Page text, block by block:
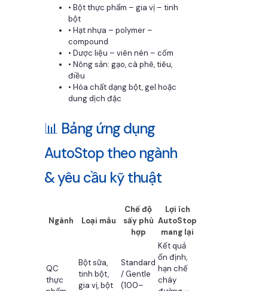
• Bột thực phẩm – gia vị – tinh
bột
• Hạt nhựa – polymer –
compound
• Dược liệu – viên nén – cốm
• Nông sản: gạo, cà phê, tiêu,
điều
• Hóa chất dạng bột, gel hoặc
dung dịch đặc
📊 Bảng ứng dụng
AutoStop theo ngành
& yêu cầu kỹ thuật
Ngành Loại mẫu
Chế độ
sấy phù
hợp
Lợi ích
AutoStop
mang lại
QC
thực
Bột sữa,
tinh bột,
gia vị, bột
Standard
/ Gentle
(100–
Kết quả
ổn định,
hạn chế
cháy